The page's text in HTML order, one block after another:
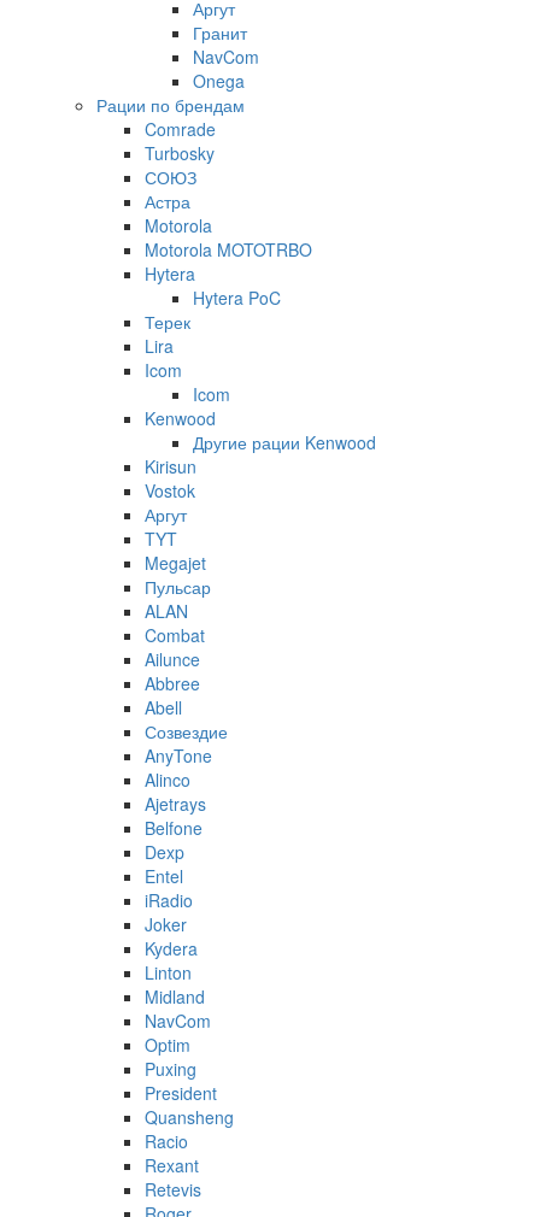
Аргут
Гранит
NavCom
Onega
Рации по брендам
Comrade
Turbosky
СОЮЗ
Астра
Motorola
Motorola MOTOTRBO
Hytera
Hytera PoC
Терек
Lira
Icom
Icom
Kenwood
Другие рации Kenwood
Kirisun
Vostok
Аргут
TYT
Megajet
Пульсар
ALAN
Combat
Ailunce
Abbree
Abell
Созвездие
AnyTone
Alinco
Ajetrays
Belfone
Dexp
Entel
iRadio
Joker
Kydera
Linton
Midland
NavCom
Optim
Puxing
President
Quansheng
Racio
Rexant
Retevis